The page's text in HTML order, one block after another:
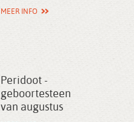
MEER INFO
Peridoot -
geboortesteen
van augustus